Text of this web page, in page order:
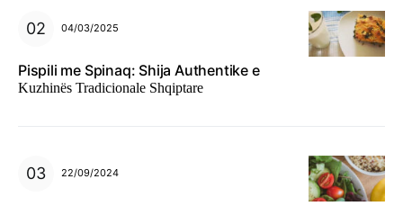
04/03/2025
Pispili me Spinaq: Shija Authentike e
Kuzhinës Tradicionale Shqiptare
22/09/2024